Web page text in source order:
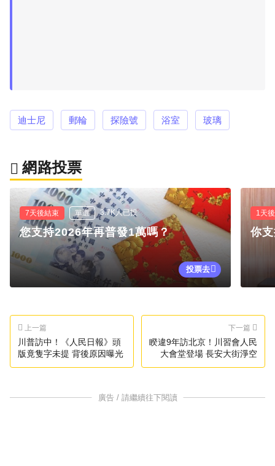
迪士尼 郵輪 探險號 浴室 玻璃
網路投票
7天後結束 單選 3.7K人已投
您支持2026年再普發1萬嗎？
投票去
1天
你
上一篇
川普訪中！《人民日報》頭
版竟隻字未提 背後原因曝光
下一篇
睽違9年訪北京！川習會人民
大會堂登場 長安大街淨空
廣告 / 請繼續往下閱讀